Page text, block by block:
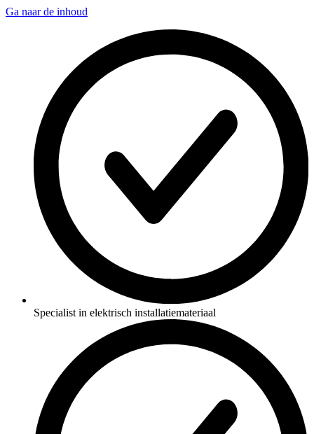
Ga naar de inhoud
Specialist in elektrisch installatiemateriaal